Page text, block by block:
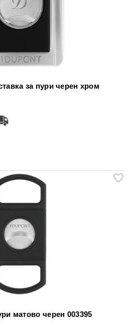
за пури черен хром
матово черен 003395